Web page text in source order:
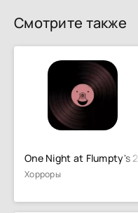
Смотрите также
One Night at Flumpty's 2
Хорроры